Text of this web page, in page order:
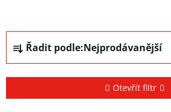
Ř
a
z
n
Řadit podle:Nejprodávanější
Otevřít filtr